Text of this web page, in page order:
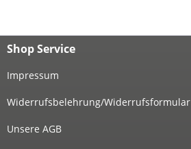
Shop Service
Impressum
Widerrufsbelehrung/Widerrufsformular
Unsere AGB